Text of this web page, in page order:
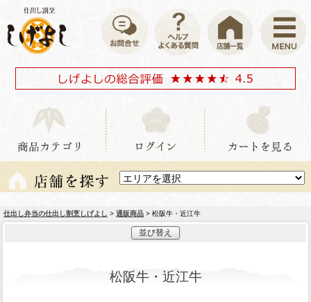
仕出し弁当の仕出し割烹しげよし > 通販商品 > 松阪牛・近江牛
並び替え
松阪牛・近江牛